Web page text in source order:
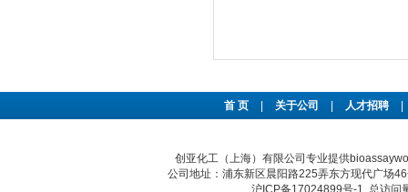
首 页 关于公司 人才招聘
创亚化工（上海）有限公司专业提供
公司地址：浦东新区晨阳路225弄东方现代广场
沪ICP备17024899号-1 总访问